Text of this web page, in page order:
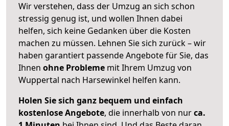
Wir verstehen, dass der Umzug an sich schon
stressig genug ist, und wollen Ihnen dabei
helfen, sich keine Gedanken über die Kosten
machen zu müssen. Lehnen Sie sich zurück – wir
haben garantiert passende Angebote für Sie, das
Ihnen ohne Probleme mit Ihrem Umzug von
Wuppertal nach Harsewinkel helfen kann.
Holen Sie sich ganz bequem und einfach
kostenlose Angebote, die innerhalb von nurca.